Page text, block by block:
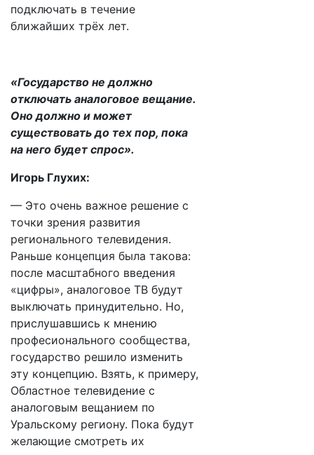
подключать в течение
ближайших трёх лет.
«Государство не должно
отключать аналоговое вещание.
Оно должно и может
существовать до тех пор, пока
на него будет спрос».
Игорь Глухих:
— Это очень важное решение с
точки зрения развития
регионального телевидения.
Раньше концепция была такова:
после масштабного введения
«цифры», аналоговое ТВ будут
выключать принудительно. Но,
прислушавшись к мнению
професионального сообщества,
государство решило изменить
эту концепцию. Взять, к примеру,
Областное телевидение с
аналоговым вещанием по
Уральскому региону. Пока будут
желающие смотреть их